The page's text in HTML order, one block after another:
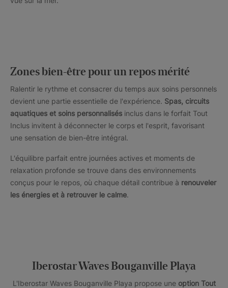
Zones bien-être pour un repos mérité
Ralentir le rythme et consacrer du temps aux soins personnels
devient une partie essentielle de l'expérience. Spas, circuits
aquatiques et soins personnalisés inclus dans le forfait Tout
Inclus invitent à déconnecter le corps et l'esprit, favorisant
une sensation de bien-être intégral.
L'équilibre parfait entre journées actives et moments de
relaxation profonde se trouve dans des environnements
conçus pour le repos, où chaque détail contribue à renouveler
les énergies et à retrouver le calme.
Iberostar Waves Bouganville Playa
L'Iberostar Waves Bouganville Playa propose une option Tout